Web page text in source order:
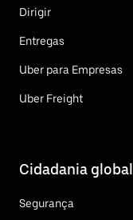
Dirigir
Entregas
Uber para Empresas
Uber Freight
Cidadania global
Segurança